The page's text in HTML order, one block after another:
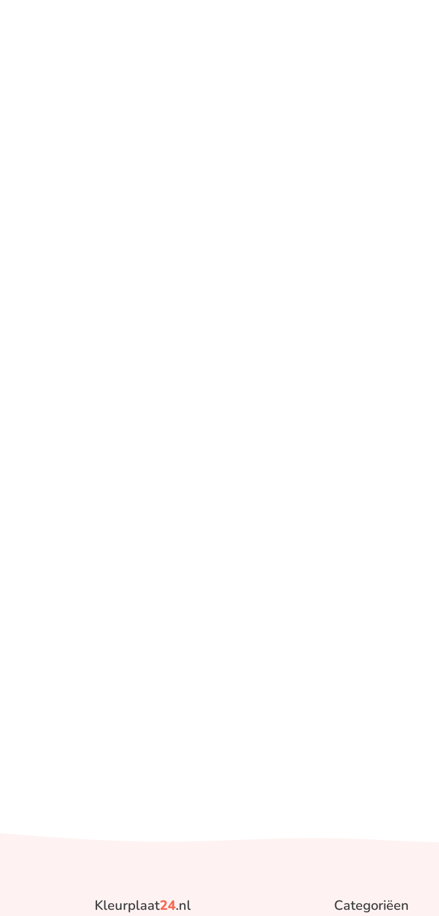
Kleurplaat24.nl Categoriëen